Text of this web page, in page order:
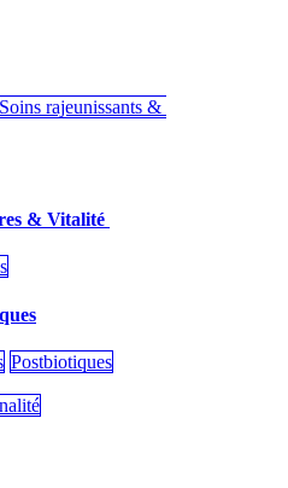
Soins rajeunissants &
& Vitalité
Postbiotiques